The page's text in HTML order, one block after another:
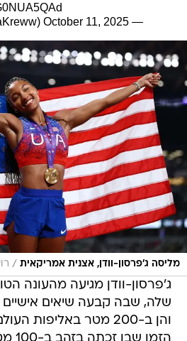
— Killa ? (@KillaKreww)
October 11, 2025
מליסה ג'פרסון-וודן, אצנית אמריקאית /
ג'פרסון-וודן מגיעה מהעונה